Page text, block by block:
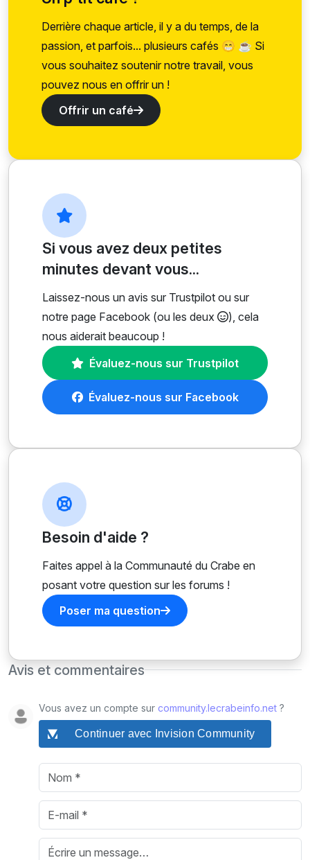
Derrière chaque article, il y a du temps, de la
passion, et parfois... plusieurs cafés 😁 ☕ Si
vous souhaitez soutenir notre travail, vous
pouvez nous en offrir un !
Offrir un café
Si vous avez deux petites
minutes devant vous...
Laissez-nous un avis sur Trustpilot ou sur
notre page Facebook (ou les deux
), cela
nous aiderait beaucoup !
Évaluez-nous sur Trustpilot
Évaluez-nous sur Facebook
Besoin d'aide ?
Faites appel à la Communauté du Crabe en
posant votre question sur les forums !
Poser ma question
Avis et commentaires
Vous avez un compte sur community.lecrabeinfo.net ?
Continuer avec Invision Community